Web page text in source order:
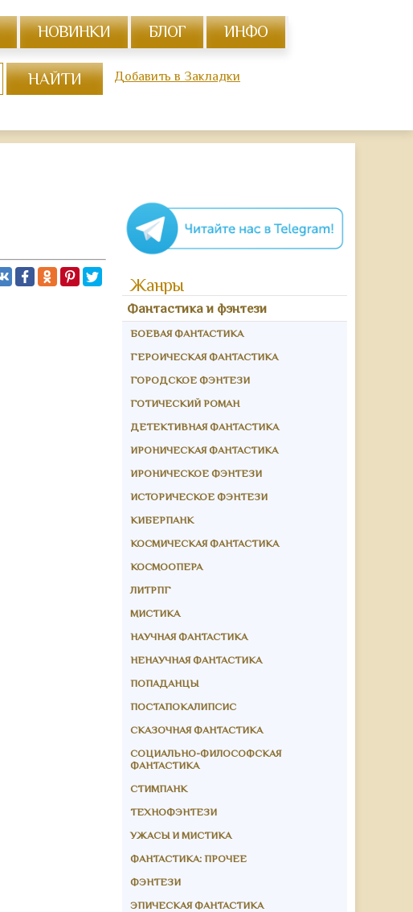
НОВИНКИ БЛОГ ИНФО
Добавить в Закладки
Жанры
Фантастика и фэнтези
БОЕВАЯ ФАНТАСТИКА
ГЕРОИЧЕСКАЯ ФАНТАСТИКА
ГОРОДСКОЕ ФЭНТЕЗИ
ГОТИЧЕСКИЙ РОМАН
ДЕТЕКТИВНАЯ ФАНТАСТИКА
ИРОНИЧЕСКАЯ ФАНТАСТИКА
ИРОНИЧЕСКОЕ ФЭНТЕЗИ
ИСТОРИЧЕСКОЕ ФЭНТЕЗИ
КИБЕРПАНК
КОСМИЧЕСКАЯ ФАНТАСТИКА
КОСМООПЕРА
ЛИТРПГ
МИСТИКА
НАУЧНАЯ ФАНТАСТИКА
НЕНАУЧНАЯ ФАНТАСТИКА
ПОПАДАНЦЫ
ПОСТАПОКАЛИПСИС
СКАЗОЧНАЯ ФАНТАСТИКА
СОЦИАЛЬНО-ФИЛОСОФСКАЯ
ФАНТАСТИКА
СТИМПАНК
ТЕХНОФЭНТЕЗИ
УЖАСЫ И МИСТИКА
ФАНТАСТИКА: ПРОЧЕЕ
ФЭНТЕЗИ
ЭПИЧЕСКАЯ ФАНТАСТИКА